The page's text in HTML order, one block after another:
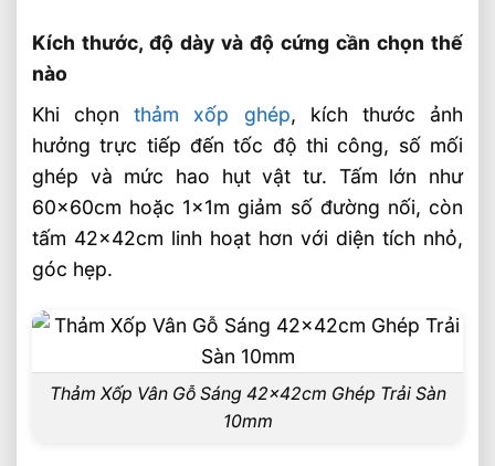
Phí Bằng Thảm Xốp Ghép
🏭 Sản xuất và phân phối toàn quốc
🎯 Liên hệ mua hàng
Bài Viết Liên Quan
Xốp Tấm EVA 10mm Chịu Lực Cao Giá
Thiết Bị Công Nghiệp Nặng
Xốp EVA Chống Va Đập Bảo Vệ Hàng Hóa
Khi Vận Chuyển
Xốp EVA Cách Nhiệt Cho Nhà Xưởng Hiệu
Kích thước, độ dày và độ cứng cần chọn thế
nào
Khi chọnthảm xốp ghép, kích thước ảnh
hưởng trực tiếp đến tốc độ thi công, số mối
ghép và mức hao hụt vật tư. Tấm lớn như
60x60cm hoặc 1x1m giảm số đường nối, còn
tấm 42x42cm linh hoạt hơn với diện tích nhỏ,
góc hẹp.
Thảm Xốp Vân Gỗ Sáng 42x42cm Ghép Trải Sàn
10mm